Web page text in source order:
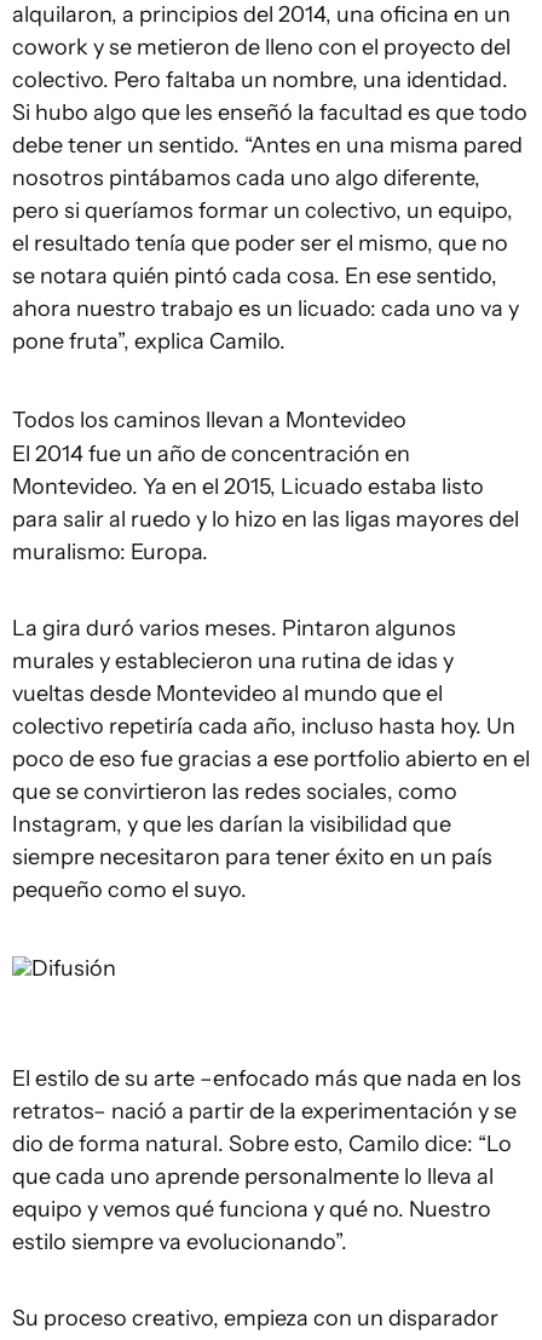
alquilaron, a principios del 2014, una oficina en un
cowork y se metieron de lleno con el proyecto del
colectivo. Pero faltaba un nombre, una identidad.
Si hubo algo que les enseñó la facultad es que todo
debe tener un sentido. “Antes en una misma pared
nosotros pintábamos cada uno algo diferente,
pero si queríamos formar un colectivo, un equipo,
el resultado tenía que poder ser el mismo, que no
se notara quién pintó cada cosa. En ese sentido,
ahora nuestro trabajo es un licuado: cada uno va y
pone fruta”, explica Camilo.
Todos los caminos llevan a Montevideo
El 2014 fue un año de concentración en
Montevideo. Ya en el 2015, Licuado estaba listo
para salir al ruedo y lo hizo en las ligas mayores del
muralismo: Europa.
La gira duró varios meses. Pintaron algunos
murales y establecieron una rutina de idas y
vueltas desde Montevideo al mundo que el
colectivo repetiría cada año, incluso hasta hoy. Un
poco de eso fue gracias a ese portfolio abierto en el
que se convirtieron las redes sociales, como
Instagram, y que les darían la visibilidad que
siempre necesitaron para tener éxito en un país
pequeño como el suyo.
Difusión
El estilo de su arte –enfocado más que nada en los
retratos– nació a partir de la experimentación y se
dio de forma natural. Sobre esto, Camilo dice: “Lo
que cada uno aprende personalmente lo lleva al
equipo y vemos qué funciona y qué no. Nuestro
estilo siempre va evolucionando”.
Su proceso creativo, empieza con un disparador